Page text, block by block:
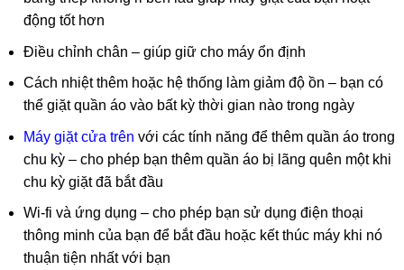
động tốt hơn
Điều chỉnh chân – giúp giữ cho máy ổn định
Cách nhiệt thêm hoặc hệ thống làm giảm độ ồn – bạn có
thể giặt quần áo vào bất kỳ thời gian nào trong ngày
Máy giặt cửa trên với các tính năng để thêm quần áo trong
chu kỳ – cho phép bạn thêm quần áo bị lãng quên một khi
chu kỳ giặt đã bắt đầu
Wi-fi và ứng dụng – cho phép bạn sử dụng điện thoại
thông minh của bạn để bắt đầu hoặc kết thúc máy khi nó
thuận tiện nhất với bạn